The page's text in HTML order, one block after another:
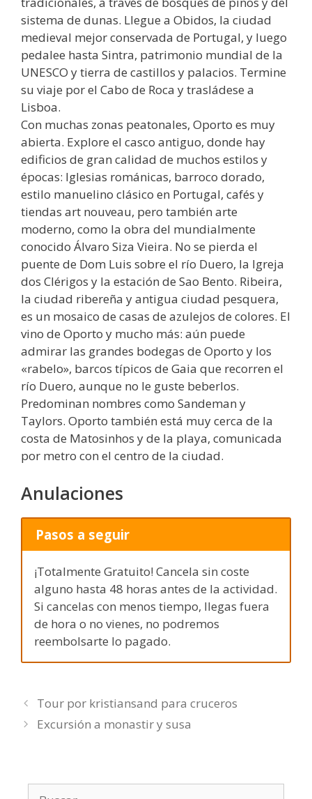
sistema de dunas. Llegue a Obidos, la ciudad
medieval mejor conservada de Portugal, y luego
pedalee hasta Sintra, patrimonio mundial de la
UNESCO y tierra de castillos y palacios. Termine
su viaje por el Cabo de Roca y trasládese a
Lisboa.
Con muchas zonas peatonales, Oporto es muy
abierta. Explore el casco antiguo, donde hay
edificios de gran calidad de muchos estilos y
épocas: Iglesias románicas, barroco dorado,
estilo manuelino clásico en Portugal, cafés y
tiendas art nouveau, pero también arte
moderno, como la obra del mundialmente
conocido Álvaro Siza Vieira. No se pierda el
puente de Dom Luis sobre el río Duero, la Igreja
dos Clérigos y la estación de Sao Bento. Ribeira,
la ciudad ribereña y antigua ciudad pesquera,
es un mosaico de casas de azulejos de colores. El
vino de Oporto y mucho más: aún puede
admirar las grandes bodegas de Oporto y los
«rabelo», barcos típicos de Gaia que recorren el
río Duero, aunque no le guste beberlos.
Predominan nombres como Sandeman y
Taylors. Oporto también está muy cerca de la
costa de Matosinhos y de la playa, comunicada
por metro con el centro de la ciudad.
Anulaciones
Pasos a seguir
¡Totalmente Gratuito! Cancela sin coste
alguno hasta 48 horas antes de la actividad.
Si cancelas con menos tiempo, llegas fuera
de hora o no vienes, no podremos
reembolsarte lo pagado.
Tour por kristiansand para cruceros
Excursión a monastir y susa